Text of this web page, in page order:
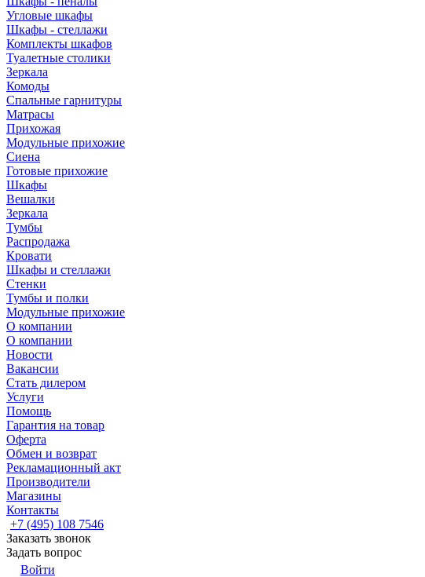
Угловые шкафы
Шкафы - стеллажи
Комплекты шкафов
Туалетные столики
Зеркала
Комоды
Спальные гарнитуры
Матрасы
Прихожая
Модульные прихожие
Сиена
Готовые прихожие
Шкафы
Вешалки
Зеркала
Тумбы
Распродажа
Кровати
Шкафы и стеллажи
Стенки
Тумбы и полки
Модульные прихожие
О компании
О компании
Новости
Вакансии
Стать дилером
Услуги
Помощь
Гарантия на товар
Оферта
Обмен и возврат
Рекламационный акт
Производители
Магазины
Контакты
+7 (495) 108 7546
Заказать звонок
Задать вопрос
Войти